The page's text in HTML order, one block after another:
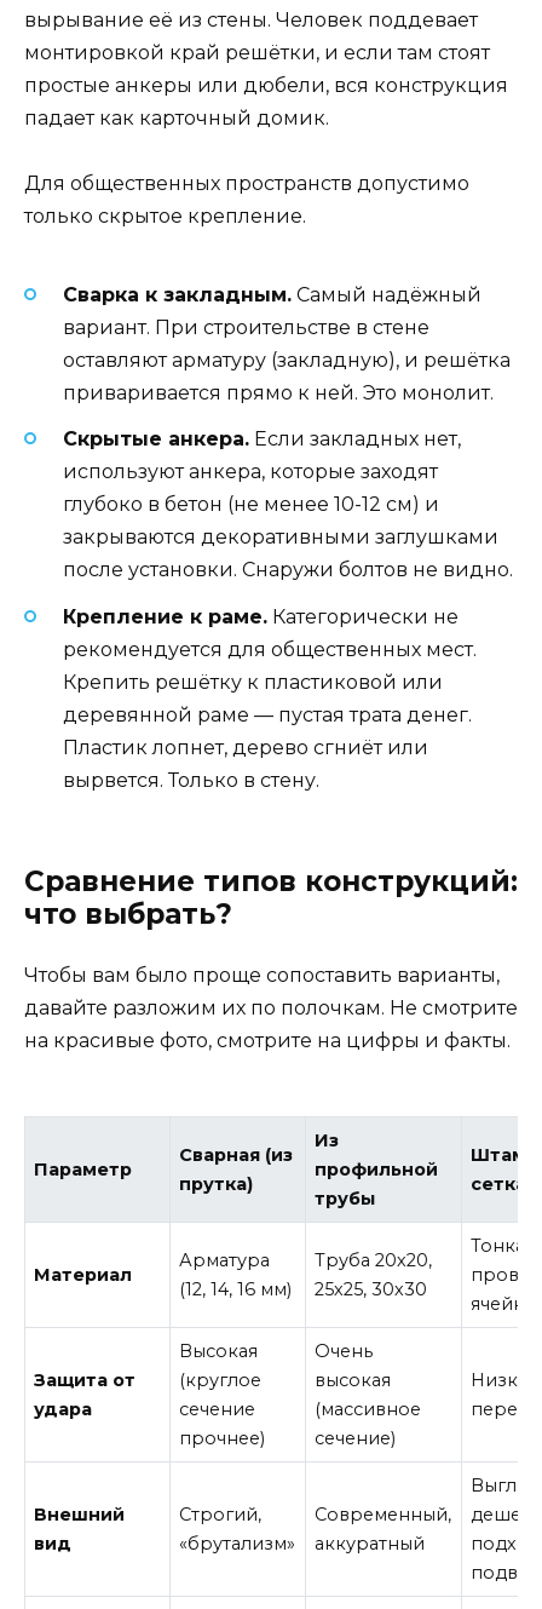
вырывание её из стены. Человек поддевает
монтировкой край решётки, и если там стоят
простые анкеры или дюбели, вся конструкция
падает как карточный домик.
Для общественных пространств допустимо
только скрытое крепление.
Сварка к закладным. Самый надёжный
вариант. При строительстве в стене
оставляют арматуру (закладную), и решётка
приваривается прямо к ней. Это монолит.
Скрытые анкера. Если закладных нет,
используют анкера, которые заходят
глубоко в бетон (не менее 10-12 см) и
закрываются декоративными заглушками
после установки. Снаружи болтов не видно.
Крепление к раме. Категорически не
рекомендуется для общественных мест.
Крепить решётку к пластиковой или
деревянной раме — пустая трата денег.
Пластик лопнет, дерево сгниёт или
вырвется. Только в стену.
Сравнение типов конструкций:
что выбрать?
Чтобы вам было проще сопоставить варианты,
давайте разложим их по полочкам. Не смотрите
на красивые фото, смотрите на цифры и факты.
Параметр
Сварная (из
прутка)
Из
профильной
трубы
сетка
Материал
Арматура
(12, 14, 16 мм)
Труба 20х20,
25х25, 30х30
Тонкая
ячейке
Защита от
удара
Высокая
(круглое
сечение
прочнее)
Очень
высокая
(массивное
сечение)
Низкая
Внешний
вид
Строгий,
«брутализм»
Современный,
аккуратный